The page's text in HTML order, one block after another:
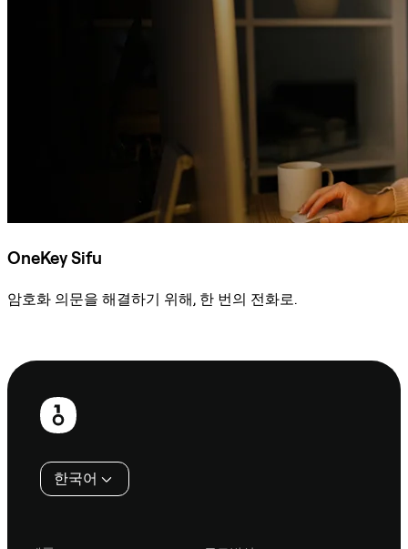
OneKey Sifu
암호화 의문을 해결하기 위해, 한 번의 전화로.
보
한국어